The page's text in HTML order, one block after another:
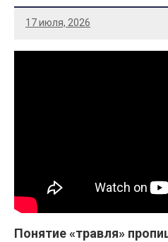
17 июля, 2026
Понятие «травля»